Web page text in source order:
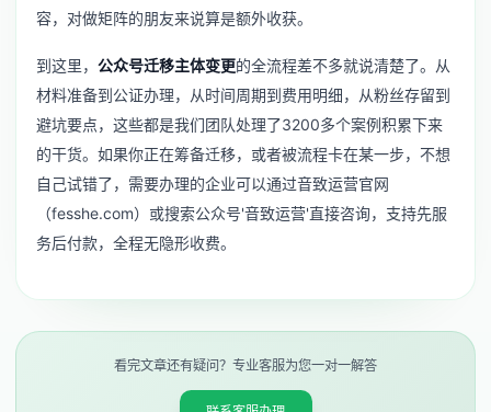
容，对做矩阵的朋友来说算是额外收获。
到这里， 公众号迁移主体变更的全流程差不多就说清楚了。从
材料准备到公证办理，从时间周期到费用明细，从粉丝存留到
避坑要点，这些都是我们团队处理了3200多个案例积累下来
的干货。如果你正在筹备迁移，或者被流程卡在某一步，不想
自己试错了，需要办理的企业可以通过音致运营官网
（fesshe.com）或搜索公众号'音致运营'直接咨询，支持先服
务后付款，全程无隐形收费。
看完文章还有疑问？专业客服为您一对一解答